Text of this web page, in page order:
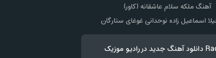
آهنگ ملکه سلام عاشقانه (کاور)
اسماعیل زاده نوحدانی غوغای ستارگان